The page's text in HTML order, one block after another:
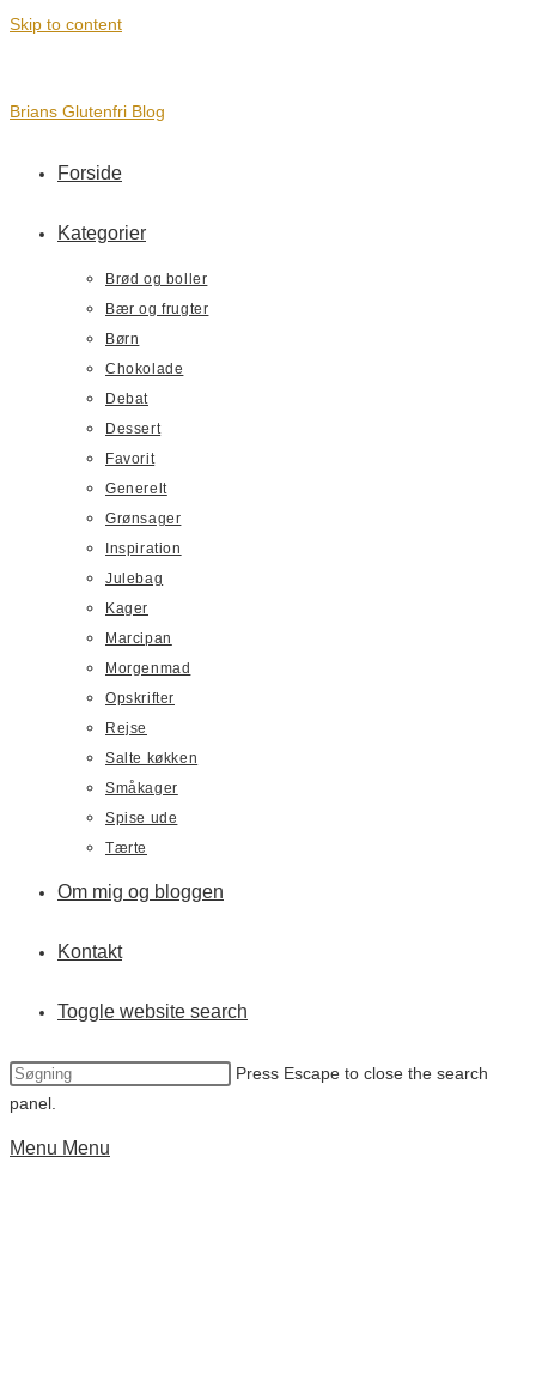
Skip to content
Brians Glutenfri Blog
Forside
Kategorier
Brød og boller
Bær og frugter
Børn
Chokolade
Debat
Dessert
Favorit
Generelt
Grønsager
Inspiration
Julebag
Kager
Marcipan
Morgenmad
Opskrifter
Rejse
Salte køkken
Småkager
Spise ude
Tærte
Om mig og bloggen
Kontakt
Toggle website search
Press Escape to close the search
panel.
Menu Menu